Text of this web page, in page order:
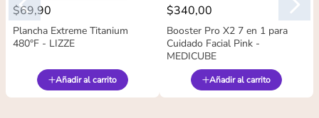
$69,90
Plancha Extreme Titanium
480°F - LIZZE
Añadir al carrito
$340,00
Booster Pro X2 7 en 1 para
Cuidado Facial Pink -
MEDICUBE
Añadir al carrito